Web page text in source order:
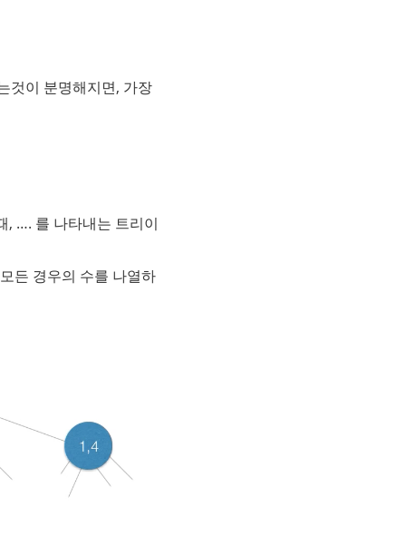
것이 분명해지면, 가장
, …. 를 나타내는 트리이
든 경우의 수를 나열하